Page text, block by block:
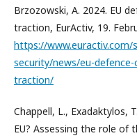
Brzozowski, A. 2024. EU
traction, EurActiv, 19.
https://www.euractiv.com/
security/news/eu-
traction/
Chappell, L., Exadaktylos,
EU? Assessing the role of